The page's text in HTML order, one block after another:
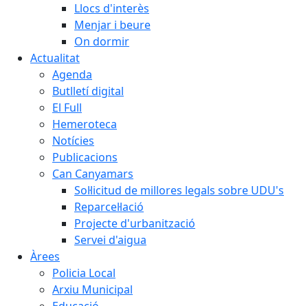
Llocs d'interès
Menjar i beure
On dormir
Actualitat
Agenda
Butlletí digital
El Full
Hemeroteca
Notícies
Publicacions
Can Canyamars
Sol·licitud de millores legals sobre UDU's
Reparcel·lació
Projecte d'urbanització
Servei d'aigua
Àrees
Policia Local
Arxiu Municipal